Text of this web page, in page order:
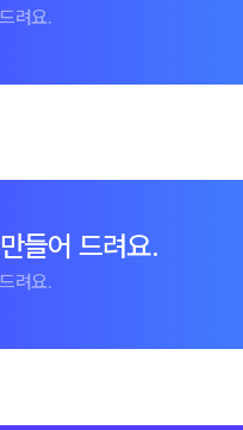
려요.
들어 드려요.
려요.